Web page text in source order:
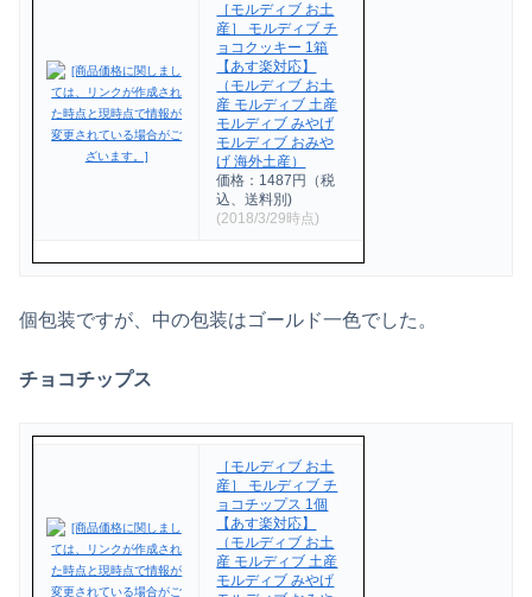
［モルディブ お土
産］ モルディブ チ
ョコクッキー 1箱
【あす楽対応】
（モルディブ お土
産 モルディブ 土産
モルディブ みやげ
モルディブ おみや
げ 海外土産）
価格：1487円（税
込、送料別)
(2018/3/29時点)
個包装ですが、中の包装はゴールド一色でした。
チョコチップス
［モルディブ お土
産］ モルディブ チ
ョコチップス 1個
【あす楽対応】
（モルディブ お土
産 モルディブ 土産
モルディブ みやげ